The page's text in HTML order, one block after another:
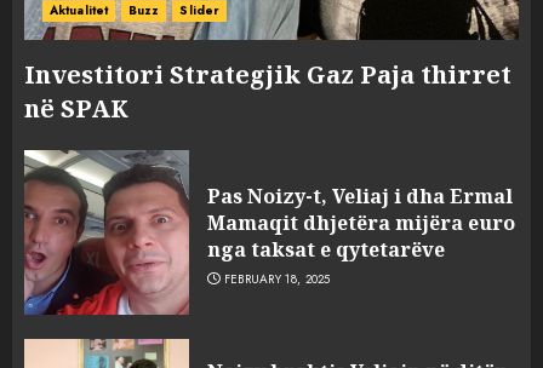
Aktualitet Buzz Slider
Investitori Strategjik Gaz Paja thirret
në SPAK
Pas Noizy-t, Veliaj i dha Ermal
Mamaqit dhjetëra mijëra euro
nga taksat e qytetarëve
FEBRUARY 18, 2025